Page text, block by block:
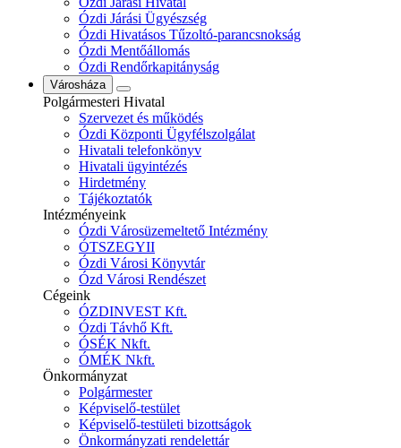
Ózdi Járási Ügyészség
Ózdi Hivatásos Tűzoltó-parancsnokság
Ózdi Mentőállomás
Ózdi Rendőrkapitányság
Városháza
Polgármesteri Hivatal
Szervezet és működés
Ózdi Központi Ügyfélszolgálat
Hivatali telefonkönyv
Hivatali ügyintézés
Hirdetmény
Tájékoztatók
Intézményeink
Ózdi Városüzemeltető Intézmény
ÓTSZEGYII
Ózdi Városi Könyvtár
Ózd Városi Rendészet
Cégeink
ÓZDINVEST Kft.
Ózdi Távhő Kft.
ÓSÉK Nkft.
ÓMÉK Nkft.
Önkormányzat
Polgármester
Képviselő-testület
Képviselő-testületi bizottságok
Önkormányzati rendelettár